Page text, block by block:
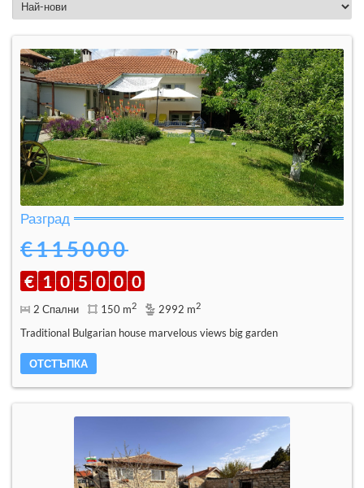
Разград
€115000
€ 1 0 5 0 0 0
2 Спални 150 m2 2992 m2
Traditional Bulgarian house marvelous views big garden
ОТСТЪПКА